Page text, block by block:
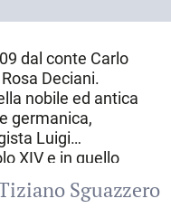
dal conte Carlo
Deciani.
nobile ed antica
germanica,
Luigi
XIV e in quello
secolo XVI gli
eressero, in epoche
Sguazzero